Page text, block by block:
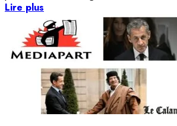
Lire plus